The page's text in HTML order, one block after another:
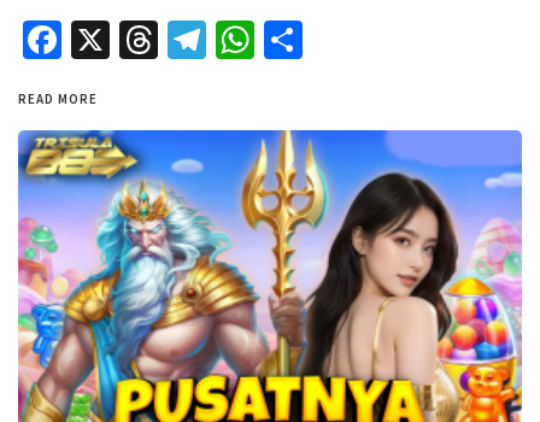
Facebook
X Threads
Telegram
WhatsApp
READ MORE